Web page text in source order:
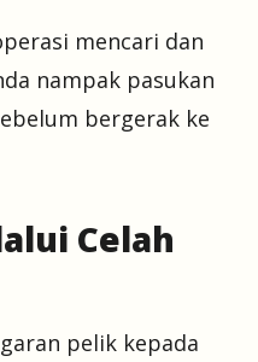
mencari dan
nampak pasukan
bergerak ke
Celah
pelik kepada